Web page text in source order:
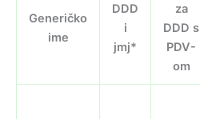
Generičko
ime
DDD
i
jmj*
za
DDD s
PDV-
om